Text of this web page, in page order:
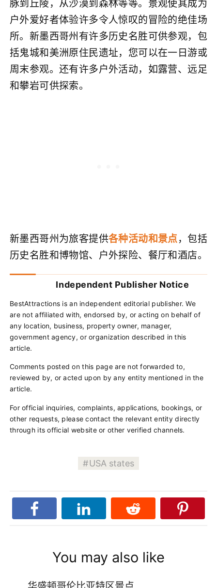
脉到丘陵，从沙漠到森林等等。景观使其成为
户外爱好者体验许多令人惊叹的冒险的绝佳场
所。新墨西哥州有许多历史名胜可供参观，包
括鬼城和美洲原住民遗址，您可以在一日游或
周末参观。还有许多户外活动，如露营、远足
和攀岩可供探索。
新墨西哥州为旅客提供各种活动和景点，包括
历史名胜和博物馆、户外探险、餐厅和酒店。
Independent Publisher Notice
BestAttractions is an independent editorial publisher. We
are not affiliated with, endorsed by, or acting on behalf of
any location, business, property owner, manager,
government agency, or organization described in this
article.
Comments posted on this page are not forwarded to,
reviewed by, or acted upon by any entity mentioned in the
article.
For official inquiries, complaints, applications, bookings, or
other requests, please contact the relevant entity directly
through its official website or other verified channels.
USA states
You may also like